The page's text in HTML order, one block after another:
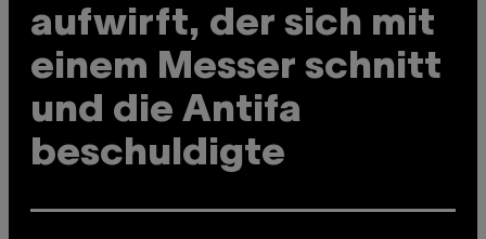
aufwirft, der sich mit
einem Messer schnitt
und die Antifa
beschuldigte